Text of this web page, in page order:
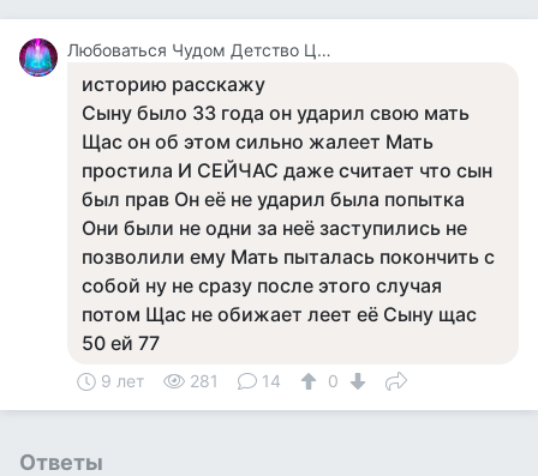
Любоваться Чудом Детство Цирк
историю расскажу
Сыну было 33 года он ударил свою мать
Щас он об этом сильно жалеет Мать
простила И СЕЙЧАС даже считает что сын
был прав Он её не ударил была попытка
Они были не одни за неё заступились не
позволили ему Мать пыталась покончить с
собой ну не сразу после этого случая
потом Щас не обижает леет её Сыну щас
50 ей 77
9 лет 281 14 0
Ответы